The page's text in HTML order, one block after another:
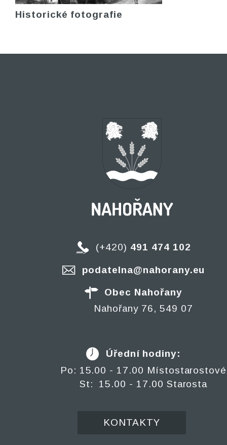
Historické fotografie
(+420) 491 474 102
podatelna@nahorany.eu
Obec Nahořany
Nahořany 76, 549 07
Úřední hodiny:
Po: 15.00 - 17.00 Místostarostové
St: 15.00 - 17.00 Starosta
KONTAKTY